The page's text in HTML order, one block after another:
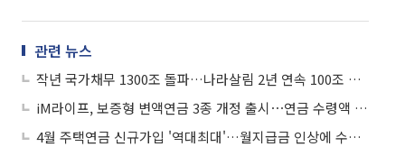
관련 뉴스
작년 국가채무 1300조 돌파…나라살림 2년 연속 100조 적자
iM라이프, 보증형 변액연금 3종 개정 출시⋯연금 수령액 9% 이상 확대
4월 주택연금 신규가입 '역대최대'…월지급금 인상에 수요 몰렸다